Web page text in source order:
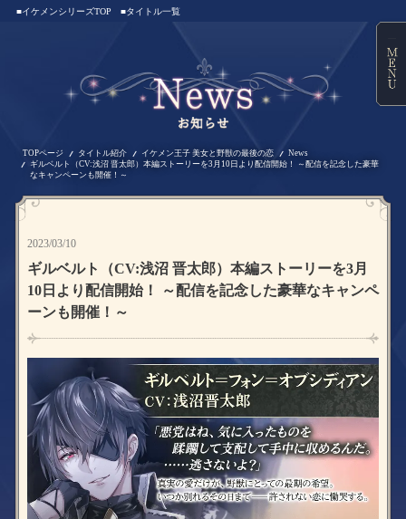
■イケメンシリーズTOP ■タイトル一覧
TOPページ タイトル紹介 イケメン王子 美女と野獣の最後の恋
News
ギルベルト（CV:浅沼 晋太郎）本編ストーリーを3月10日より配信開始！ ～配信を記念した豪華
なキャンペーンも開催！～
2023/03/10
ギルベルト（CV:浅沼 晋太郎）本編ストーリーを3月
10日より配信開始！ ～配信を記念した豪華なキャンペ
ーンも開催！～